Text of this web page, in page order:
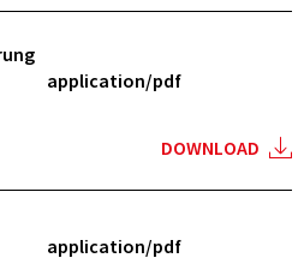
application/pdf
DOWNLOAD
application/pdf